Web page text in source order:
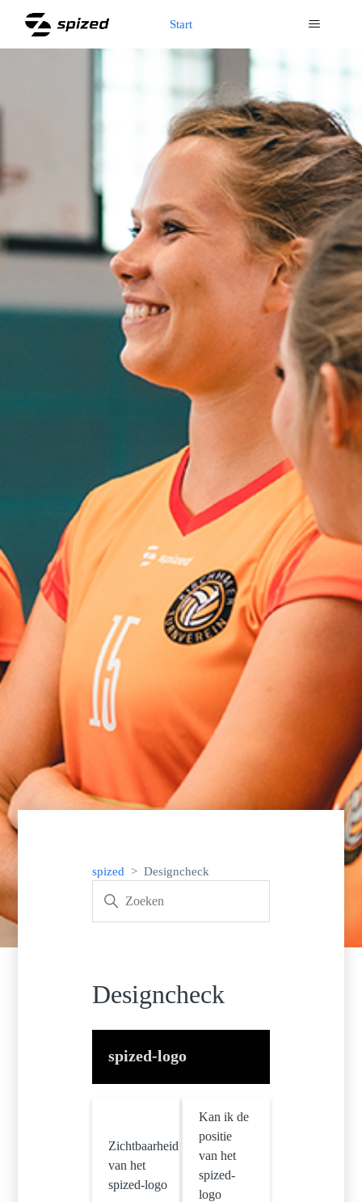
Start
spized Designcheck
Designcheck
spized-logo
Zichtbaarheid
van het
spized-logo
Kan ik de
positie
van het
spized-
logo